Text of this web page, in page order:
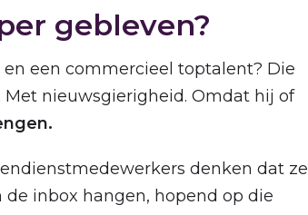
gebleven?
en een commercieel toptalent? Die
nieuwsgierigheid. Omdat hij of
denken dat ze
inbox hangen, hopend op die